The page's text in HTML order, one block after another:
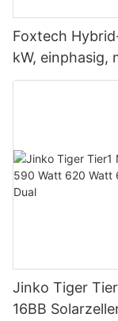
Foxtech
kW, einphasig,
unterstützt
Jinko Tiger
16BB